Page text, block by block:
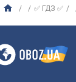
✅ ГДЗ ✅